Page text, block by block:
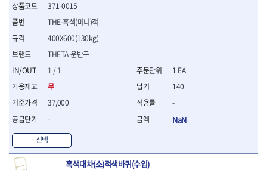
- 센타펀치
- 평치즐
- 핀펀치세트
- 펀치
- 톱대
- 용접용품
- 빠루
- 커터칼
- 전지가위
371-0015
THETA-운반구
1 / 1
무
37,000
-
선택
THE-흑색(미니)적
400X600(130kg)
1 EA
140
-
NaN
흑색대차(소)적색바퀴(수입)